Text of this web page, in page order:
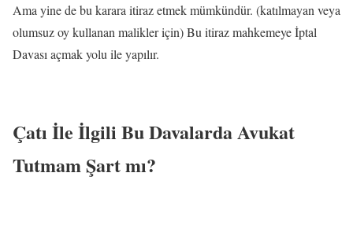
Ama yine de bu karara itiraz etmek mümkündür. (katılmayan veya
olumsuz oy kullanan malikler için) Bu itiraz mahkemeye İptal
Davası açmak yolu ile yapılır.
Çatı İle İlgili Bu Davalarda Avukat
Tutmam Şart mı?